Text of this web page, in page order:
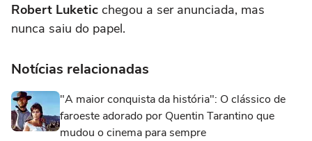
Robert Luketic chegou a ser anunciada, mas
nunca saiu do papel.
Notícias relacionadas
"A maior conquista da história": O clássico de
faroeste adorado por Quentin Tarantino que
mudou o cinema para sempre